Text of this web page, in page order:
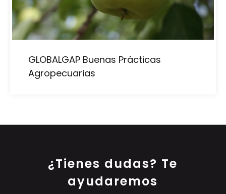
GLOBALGAP Buenas Prácticas
Agropecuarias
¿Tienes dudas? Te
ayudaremos